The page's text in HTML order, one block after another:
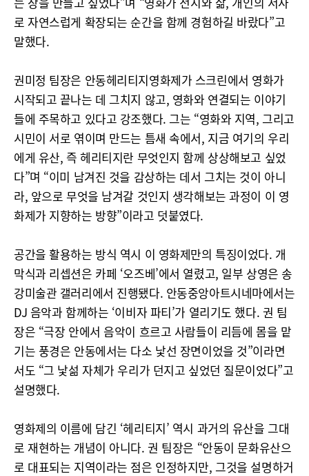
로 자연스럽게 확장되는 순간을 함께 경험하길 바랐다”고
말했다.
권미정 팀장은 안동헤리티지영화제가 스크린에서 영화가
시작되고 끝나는 데 그치지 않고, 영화와 연결되는 이야기
들에 주목하고 있다고 강조했다. 그는 “영화와 지역, 그리고
시민이 서로 엮이며 만드는 틈새 속에서, 지금 여기의 우리
에게 유산, 즉 헤리티지란 무엇인지 함께 상상해보고 싶었
다”며 “이미 남겨진 것을 감상하는 데서 그치는 것이 아니
라, 앞으로 무엇을 남겨갈 것인지 생각해보는 과정이 이 영
화제가 지향하는 방향”이라고 덧붙였다.
공간을 활용하는 방식 역시 이 영화제만의 특징이었다. 개
막식과 리셉션은 카페 ‘오즈베’에서 열렸고, 일부 상영은 송
강미술관 갤러리에서 진행됐다. 안동중앙아트시네마에서는
DJ 음악과 함께하는 ‘이비자 파티’가 열리기도 했다. 권 팀
장은 “극장 안에서 음악이 흐르고 사람들이 리듬에 몸을 맡
기는 풍경은 안동에서는 다소 낯선 장면이었을 것”이라면
서도 “그 낯섦 자체가 우리가 던지고 싶었던 질문이었다”고
설명했다.
영화제의 이름에 담긴 ‘헤리티지’ 역시 과거의 유산을 그대
로 재현하는 개념이 아니다. 권 팀장은 “안동이 문화유산으
로 대표되는 지역이라는 점은 인정하지만, 그것을 설명하거